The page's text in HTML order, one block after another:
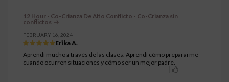
12 Hour - Co-Crianza De Alto Conflicto - Co-Crianza sin
conflictos
FEBRUARY 16, 2024
Erika A.
Aprendí mucho a través de las clases. Aprendí cómo prepararme
cuando ocurren situaciones y cómo ser un mejor padre.